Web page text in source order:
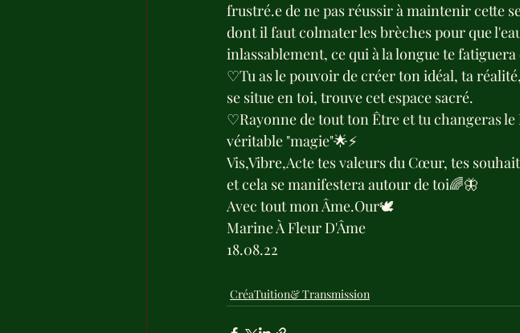
frustré.e de ne pas réussir à maintenir cette
dont il faut colmater les brèches pour que
inlassablement, ce qui à la longue te
♡Tu as le pouvoir de créer ton idéal, ta
se situe en toi, trouve cet espace sacré.
♡Rayonne de tout ton Être et tu changeras
véritable "magie"🌟⚡️
Vis,Vibre,Acte tes valeurs du Cœur, tes
et cela se manifestera autour de toi🌈🦋
Avec tout mon Âme.Our🕊
Marine À Fleur D'Âme
18.08.22
CréaTuition& Transmission